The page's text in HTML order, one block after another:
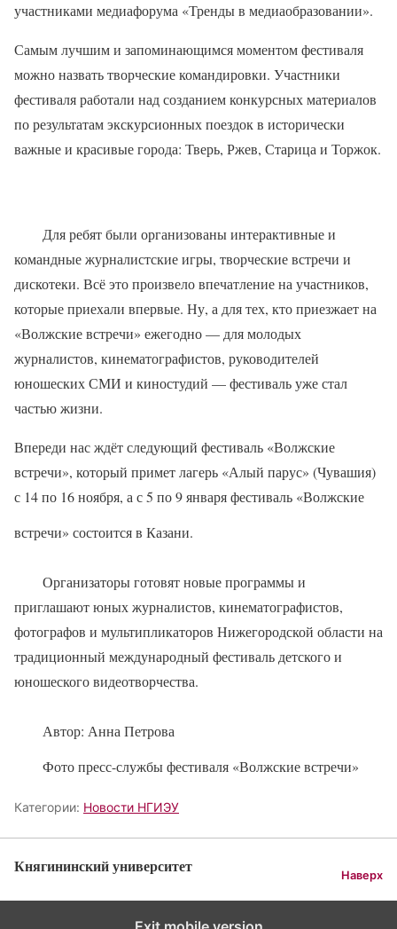
участниками медиафорума «Тренды в медиаобразовании».
Самым лучшим и запоминающимся моментом фестиваля
можно назвать творческие командировки. Участники
фестиваля работали над созданием конкурсных материалов
по результатам экскурсионных поездок в исторически
важные и красивые города: Тверь, Ржев, Старица и Торжок.
Для ребят были организованы интерактивные и
командные журналистские игры, творческие встречи и
дискотеки. Всё это произвело впечатление на участников,
которые приехали впервые. Ну, а для тех, кто приезжает на
«Волжские встречи» ежегодно — для молодых
журналистов, кинематографистов, руководителей
юношеских СМИ и киностудий — фестиваль уже стал
частью жизни.
Впереди нас ждёт следующий фестиваль «Волжские
встречи», который примет лагерь «Алый парус» (Чувашия)
с 14 по 16 ноября, а с 5 по 9 января фестиваль «Волжские
встречи» состоится в Казани.
Организаторы готовят новые программы и
приглашают юных журналистов, кинематографистов,
фотографов и мультипликаторов Нижегородской области на
традиционный международный фестиваль детского и
юношеского видеотворчества.
Автор: Анна Петрова
Фото пресс-службы фестиваля «Волжские встречи»
Категории: Новости НГИЭУ
Княгининский университет Наверх